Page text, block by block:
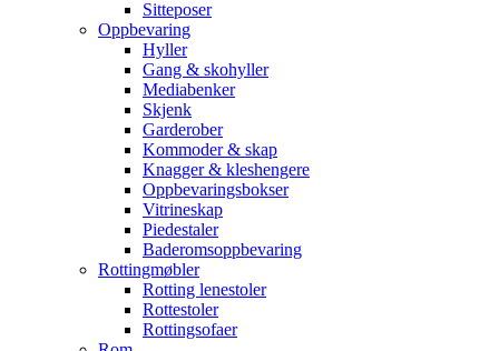
Sitteposer
Oppbevaring
Hyller
Gang & skohyller
Mediabenker
Skjenk
Garderober
Kommoder & skap
Knagger & kleshengere
Oppbevaringsbokser
Vitrineskap
Piedestaler
Baderomsoppbevaring
Rottingmøbler
Rotting lenestoler
Rottestoler
Rottingsofaer